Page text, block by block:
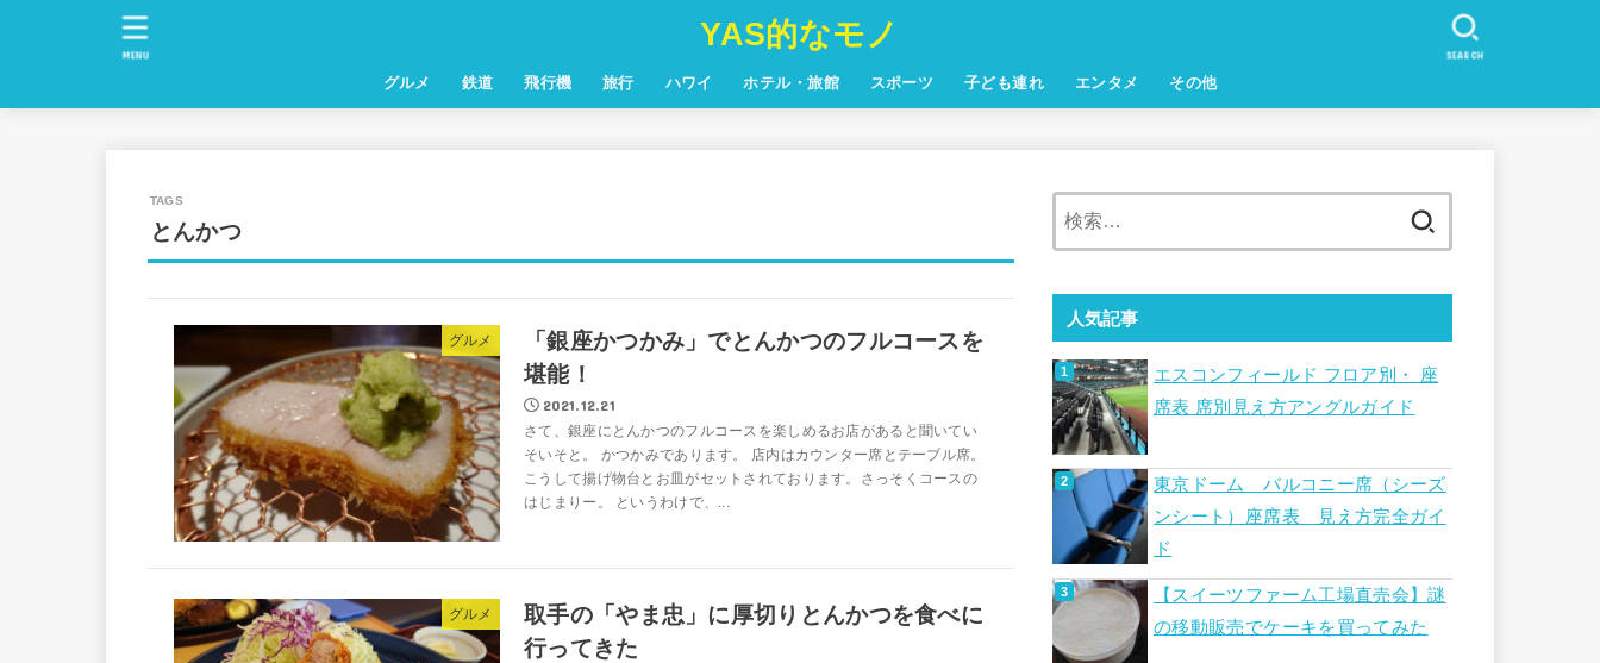
YAS的なモノ
グルメ 鉄道 飛行機 旅行 ハワイ ホテル・旅館 スポーツ 子ども連れ エンタメ その他
SEARCH
MENU
とんかつ
グルメ
「銀座かつかみ」でとんかつのフルコースを
堪能！
2021.12.21
さて、銀座にとんかつのフルコースを楽しめるお店があると聞いてい
そいそと。 かつかみであります。 店内はカウンター席とテーブル席。
こうして揚げ物台とお皿がセットされております。さっそくコースの
はじまりー。 というわけで、...
グルメ
取手の「やま忠」に厚切りとんかつを食べに
行ってきた
人気記事
エスコンフィールド フロア別・ 座
席表 席別見え方アングルガイド
東京ドーム バルコニー席（シーズ
ンシート）座席表 見え方完全ガイ
ド
【スイーツファーム工場直売会】謎
の移動販売でケーキを買ってみた